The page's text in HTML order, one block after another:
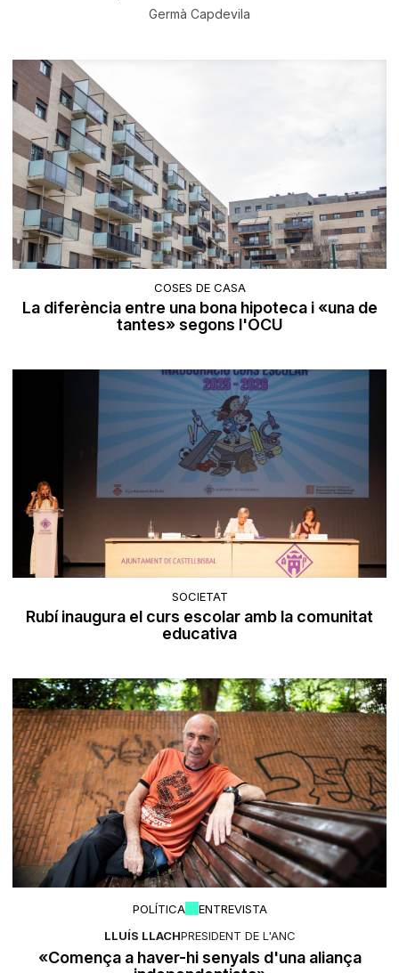
Germà Capdevila
COSES DE CASA
La diferència entre una bona hipoteca i «una de
tantes» segons l'OCU
SOCIETAT
Rubí inaugura el curs escolar amb la comunitat
educativa
POLÍTICA
ENTREVISTA
LLUÍS LLACHPRESIDENT DE L'ANC
«Comença a haver-hi senyals d'una aliança